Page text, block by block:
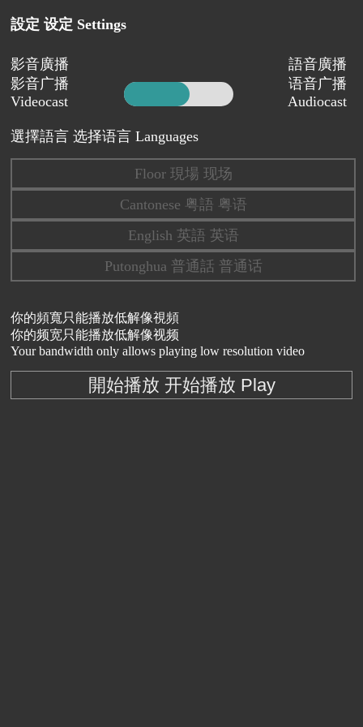
設定 设定 Settings
影音廣播
影音广播
Videocast
語音廣播
语音广播
Audiocast
選擇語言 选择语言 Languages
Floor 現場 现场
Cantonese 粤語 粤语
English 英語 英语
Putonghua 普通話 普通话
你的頻寬只能播放低解像視頻
你的频宽只能播放低解像视频
Your bandwidth only allows playing low resolution video
開始播放 开始播放 Play